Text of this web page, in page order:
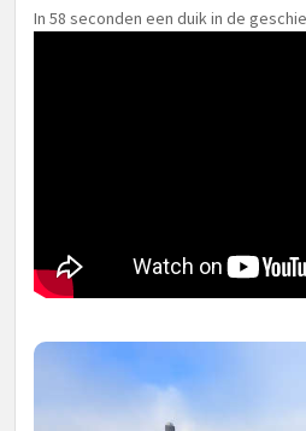
In 58 seconden een duik in de